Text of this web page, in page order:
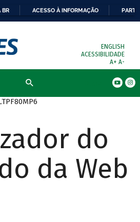
BR ACESSO À INFORMAÇÃO
ENGLISH
ACESSIBILIDADE
A+ A-
do
da Web